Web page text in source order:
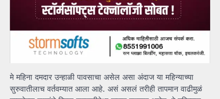
मे महिना दमदार उन्हाळी पावसाचा असेल असा अंदाज या महिन्याच्या
सुरुवातीलाच वर्तवम्यात आला आहे. असं असलं तरीही तापमान वाढीमुळं